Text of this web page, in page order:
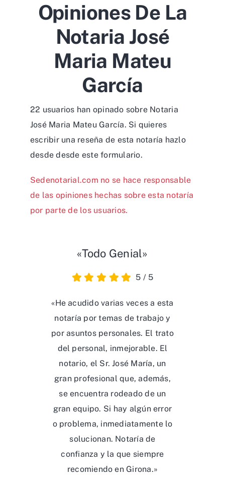
Opiniones De La
Notaria José
Maria Mateu
García
22 usuarios han opinado sobre Notaria
José Maria Mateu García. Si quieres
escribir una reseña de esta notaría hazlo
desde desde este formulario.
Sedenotarial.com no se hace responsable
de las opiniones hechas sobre esta notaría
por parte de los usuarios.
«Todo Genial»
5 / 5
«He acudido varias veces a esta
notaría por temas de trabajo y
por asuntos personales. El trato
del personal, inmejorable. El
notario, el Sr. José María, un
gran profesional que, además,
se encuentra rodeado de un
gran equipo. Si hay algún error
o problema, inmediatamente lo
solucionan. Notaría de
confianza y la que siempre
recomiendo en Girona.»